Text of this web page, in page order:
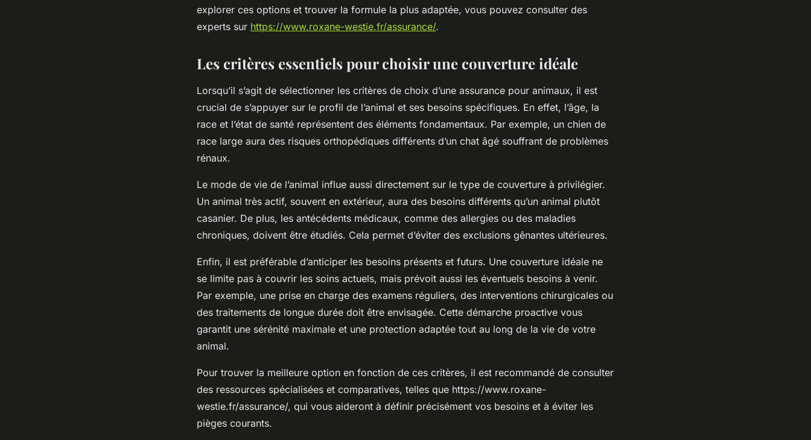
explorer ces options et trouver la formule la plus adaptée, vous pouvez consulter des
experts sur https://www.roxane-westie.fr/assurance/.
Les critères essentiels pour choisir une couverture idéale
Lorsqu’il s’agit de sélectionner les critères de choix d’une assurance pour animaux, il est
crucial de s’appuyer sur le profil de l’animal et ses besoins spécifiques. En effet, l’âge, la
race et l’état de santé représentent des éléments fondamentaux. Par exemple, un chien de
race large aura des risques orthopédiques différents d’un chat âgé souffrant de problèmes
rénaux.
Le mode de vie de l’animal influe aussi directement sur le type de couverture à privilégier.
Un animal très actif, souvent en extérieur, aura des besoins différents qu’un animal plutôt
casanier. De plus, les antécédents médicaux, comme des allergies ou des maladies
chroniques, doivent être étudiés. Cela permet d’éviter des exclusions gênantes ultérieures.
Enfin, il est préférable d’anticiper les besoins présents et futurs. Une couverture idéale ne
se limite pas à couvrir les soins actuels, mais prévoit aussi les éventuels besoins à venir.
Par exemple, une prise en charge des examens réguliers, des interventions chirurgicales ou
des traitements de longue durée doit être envisagée. Cette démarche proactive vous
garantit une sérénité maximale et une protection adaptée tout au long de la vie de votre
animal.
Pour trouver la meilleure option en fonction de ces critères, il est recommandé de consulter
des ressources spécialisées et comparatives, telles que https://www.roxane-
westie.fr/assurance/, qui vous aideront à définir précisément vos besoins et à éviter les
pièges courants.